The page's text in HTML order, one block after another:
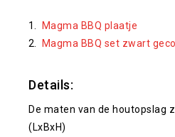
Magma BBQ plaatje
Magma BBQ set zwart
Details:
De maten van de houtopslag
(LxBxH)